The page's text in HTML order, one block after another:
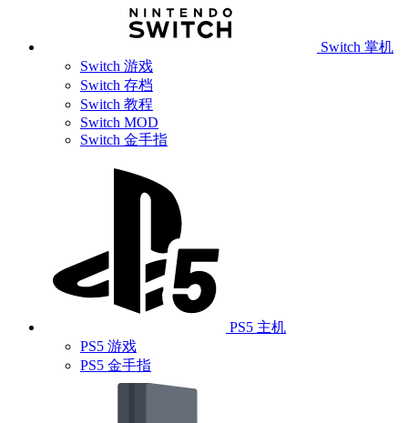
Switch 掌机
Switch 游戏
Switch 存档
Switch 教程
Switch MOD
Switch 金手指
PS5 主机
PS5 游戏
PS5 金手指